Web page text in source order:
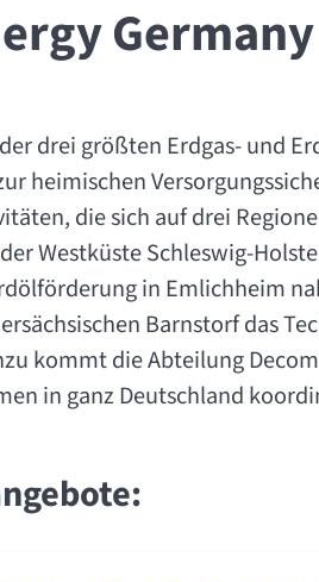
drei größten Erdgas- und
heimischen
die sich auf drei
Westküste Schleswig-
in Emlichheim
Barnstorf das
kommt die Abteilung
in ganz Deutschland